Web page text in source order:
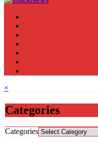
×
Categories
Categories